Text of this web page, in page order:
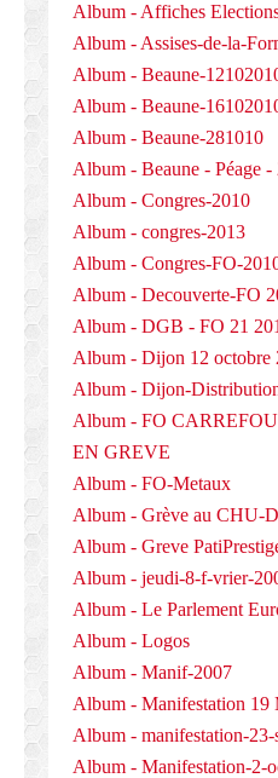
Album - Affiches
Album - Assises-de-la-
Album - Beaune-
Album - Beaune-
Album - Beaune-281010
Album - Beaune - Péage -
Album - Congres-2010
Album - congres-2013
Album - Congres-FO-
Album - Decouverte-FO
Album - DGB - FO 21
Album - Dijon 12 octobre
Album - Dijon-
Album - FO
EN GREVE
Album - FO-Metaux
Album - Grève au CHU-
Album - Greve
Album - jeudi-8-f-vrier-
Album - Le Parlement
Album - Logos
Album - Manif-2007
Album - Manifestation 19
Album - manifestation-23-
Album - Manifestation-2-